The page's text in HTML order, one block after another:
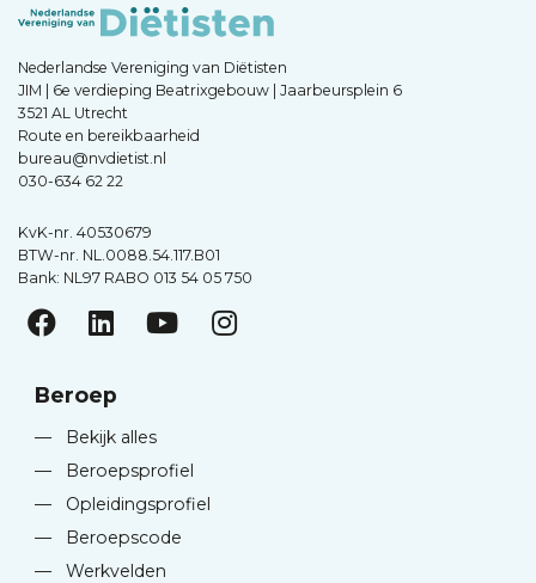
Nederlandse Vereniging van Diëtisten
JIM | 6e verdieping Beatrixgebouw | Jaarbeursplein 6
3521 AL Utrecht
Route en bereikbaarheid
bureau@nvdietist.nl
030-634 62 22
KvK-nr. 40530679
BTW-nr. NL.0088.54.117.B01
Bank: NL97 RABO 013 54 05 750
Beroep
—
Bekijk alles
—
Beroepsprofiel
—
Opleidingsprofiel
—
Beroepscode
—
Werkvelden